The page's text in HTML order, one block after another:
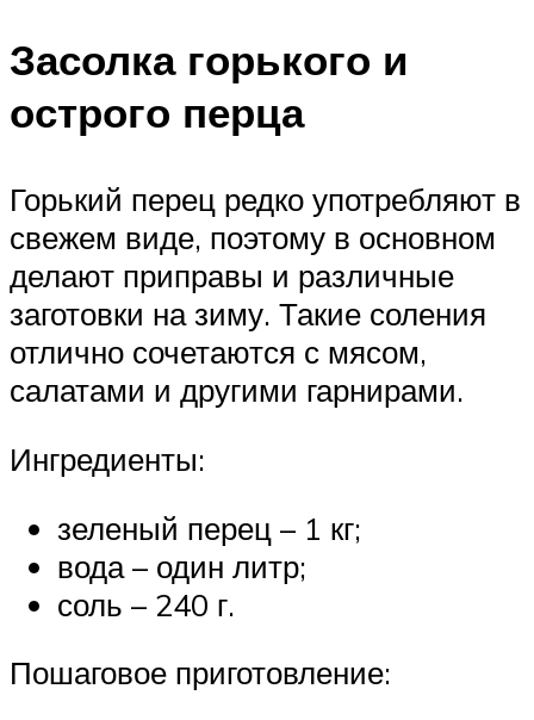
Засолка горького и
острого перца
Горький перец редко употребляют в
свежем виде, поэтому в основном
делают приправы и различные
заготовки на зиму. Такие соления
отлично сочетаются с мясом,
салатами и другими гарнирами.
Ингредиенты:
зеленый перец – 1 кг;
вода – один литр;
соль – 240 г.
Пошаговое приготовление: